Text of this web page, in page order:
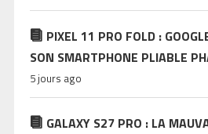
PIXEL 11 PRO FOLD :
SON SMARTPHONE PLIABLE
5 jours ago
GALAXY S27 PRO : LA